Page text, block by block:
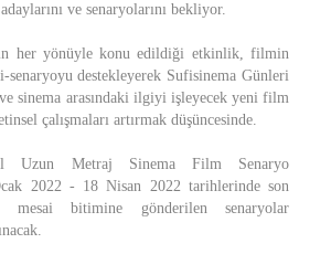
ve senaryolarını bekliyor.
her yönüyle konu edildiği etkinlik, filmin
senaryoyu destekleyerek Sufisinema Günleri
sinema arasındaki ilgiyi işleyecek yeni film
çalışmaları artırmak düşüncesinde.
Uzun Metraj Sinema Film Senaryo
2022 - 18 Nisan 2022 tarihlerinde son
mesai bitimine gönderilen senaryolar